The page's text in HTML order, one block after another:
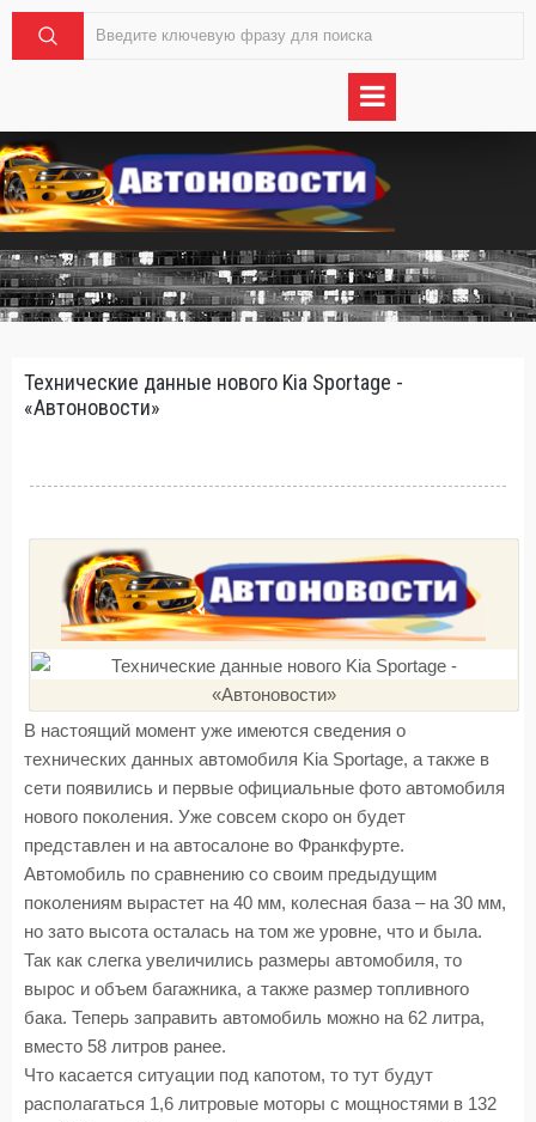
Технические данные нового Kia Sportage -
«Автоновости»
В настоящий момент уже имеются сведения о
технических данных автомобиля Kia Sportage, а также в
сети появились и первые официальные фото автомобиля
нового поколения. Уже совсем скоро он будет
представлен и на автосалоне во Франкфурте.
Автомобиль по сравнению со своим предыдущим
поколениям вырастет на 40 мм, колесная база – на 30 мм,
но зато высота осталась на том же уровне, что и была.
Так как слегка увеличились размеры автомобиля, то
вырос и объем багажника, а также размер топливного
бака. Теперь заправить автомобиль можно на 62 литра,
вместо 58 литров ранее.
Что касается ситуации под капотом, то тут будут
располагаться 1,6 литровые моторы с мощностями в 132